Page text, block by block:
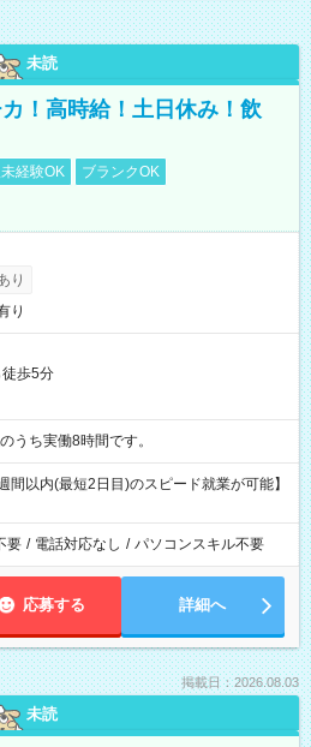
未読
！高時給！土日休み！飲
経験OK
ブランクOK
り
り
歩5分
※表記のうち実働8時間です。
間以内(最短2日目)のスピード就業が可能】
要 / 電話対応なし / パソコンスキル不要
応募する 詳細へ
掲載日：2026.08.03
未読